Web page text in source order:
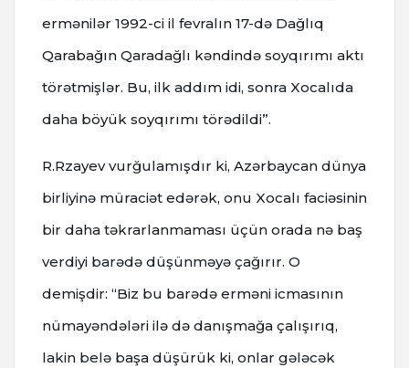
ermənilər 1992-ci il fevralın 17-də Dağlıq
Qarabağın Qaradağlı kəndində soyqırımı aktı
törətmişlər. Bu, ilk addım idi, sonra Xocalıda
daha böyük soyqırımı törədildi”.
R.Rzayev vurğulamışdır ki, Azərbaycan dünya
birliyinə müraciət edərək, onu Xocalı faciəsinin
bir daha təkrarlanmaması üçün orada nə baş
verdiyi barədə düşünməyə çağırır. O
demişdir: “Biz bu barədə erməni icmasının
nümayəndələri ilə də danışmağa çalışırıq,
lakin belə başa düşürük ki, onlar gələcək